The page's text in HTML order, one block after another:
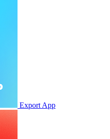
Export App